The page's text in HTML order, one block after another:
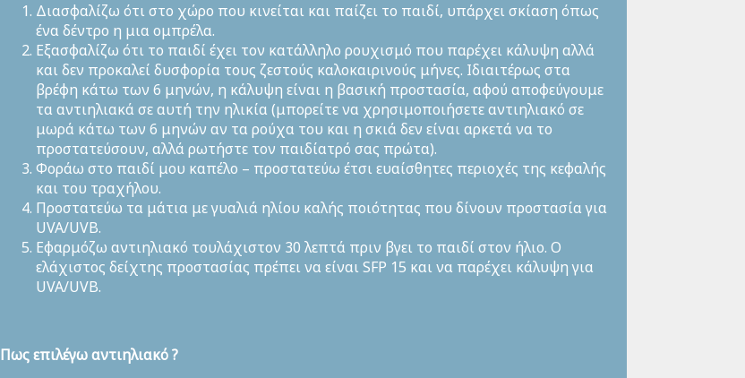
Διασφαλίζω ότι στο χώρο που κινείται και παίζει το παιδί, υπάρχει σκίαση όπως
ένα δέντρο η μια ομπρέλα.
Εξασφαλίζω ότι το παιδί έχει τον κατάλληλο ρουχισμό που παρέχει κάλυψη αλλά
και δεν προκαλεί δυσφορία τους ζεστούς καλοκαιρινούς μήνες. Ιδιαιτέρως στα
βρέφη κάτω των 6 μηνών, η κάλυψη είναι η βασική προστασία, αφού αποφεύγουμε
τα αντιηλιακά σε αυτή την ηλικία (μπορείτε να χρησιμοποιήσετε αντιηλιακό σε
μωρά κάτω των 6 μηνών αν τα ρούχα του και η σκιά δεν είναι αρκετά να το
προστατεύσουν, αλλά ρωτήστε τον παιδίατρό σας πρώτα).
Φοράω στο παιδί μου καπέλο – προστατεύω έτσι ευαίσθητες περιοχές της κεφαλής
και του τραχήλου.
Προστατεύω τα μάτια με γυαλιά ηλίου καλής ποιότητας που δίνουν προστασία για
UVA/UVB.
Εφαρμόζω αντιηλιακό τουλάχιστον 30 λεπτά πριν βγει το παιδί στον ήλιο. Ο
ελάχιστος δείχτης προστασίας πρέπει να είναι SFP 15 και να παρέχει κάλυψη για
UVA/UVB.
Πως επιλέγω αντιηλιακό ?